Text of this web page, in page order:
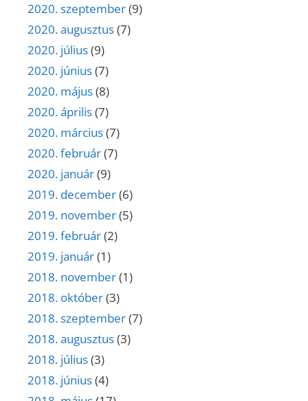
2020. szeptember(9)
2020. augusztus(7)
2020. július(9)
2020. június(7)
2020. május(8)
2020. április(7)
2020. március(7)
2020. február(7)
2020. január(9)
2019. december(6)
2019. november(5)
2019. február(2)
2019. január(1)
2018. november(1)
2018. október(3)
2018. szeptember(7)
2018. augusztus(3)
2018. július(3)
2018. június(4)